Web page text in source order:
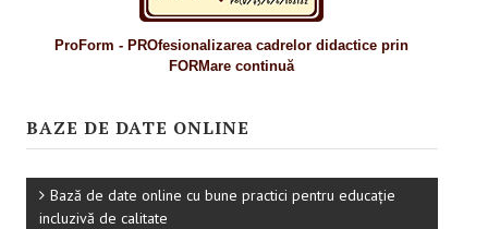
Pentru educaţie incluzivă
ProForm - PROfesionalizarea cadrelor didactice prin
FORMare continuă
BAZE DE DATE ONLINE
Bază de date online cu bune practici pentru educație
incluzivă de calitate